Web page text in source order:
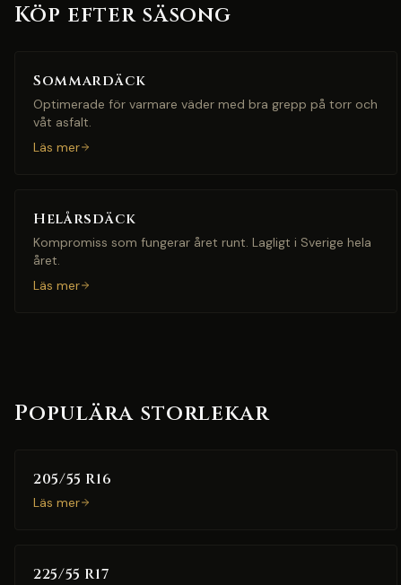
Köp efter säsong
Sommardäck
Optimerade för varmare väder med bra grepp på torr och
våt asfalt.
Läs mer
Helårsdäck
Kompromiss som fungerar året runt. Lagligt i Sverige hela
året.
Läs mer
Populära storlekar
205/55 R16
Läs mer
225/55 R17